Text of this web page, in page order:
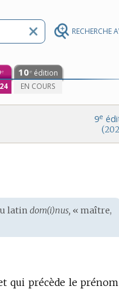
RECHERCHE
e 10e édition
EN COURS
9e
latin dom(i)nus, « maître,
qui précède le